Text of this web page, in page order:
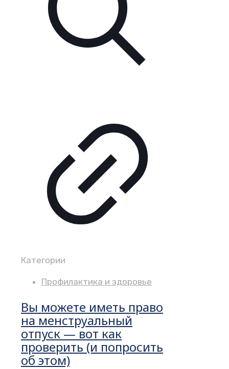
Категории
Профилактика и здоровье
Вы можете иметь право
на менструальный
отпуск — вот как
проверить (и попросить
об этом)